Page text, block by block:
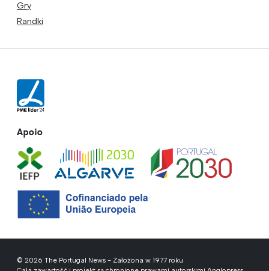
Gry
Randki
Apoio
© 2026 The Portugal News - Założona w 1977 roku